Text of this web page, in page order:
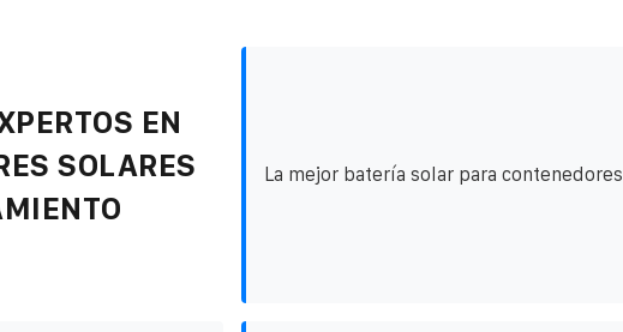
EN
SOLARES
La mejor batería solar para contenedores